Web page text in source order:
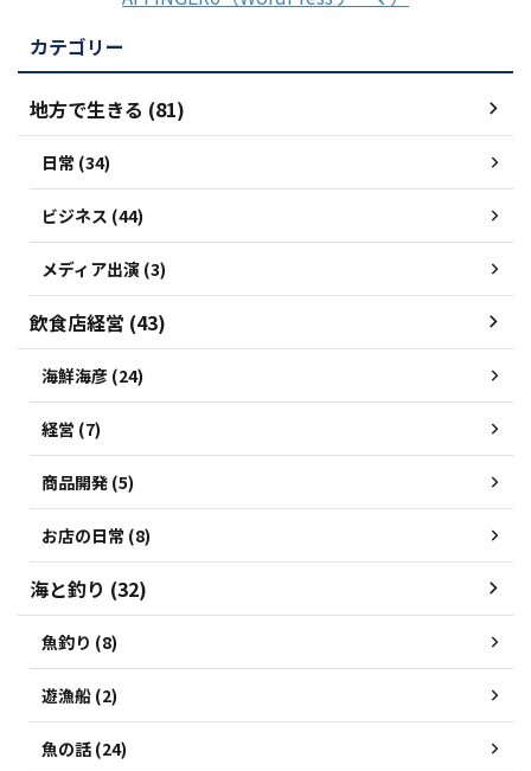
カテゴリー
地方で生きる (81)
日常 (34)
ビジネス (44)
メディア出演 (3)
飲食店経営 (43)
海鮮海彦 (24)
経営 (7)
商品開発 (5)
お店の日常 (8)
海と釣り (32)
魚釣り (8)
遊漁船 (2)
魚の話 (24)